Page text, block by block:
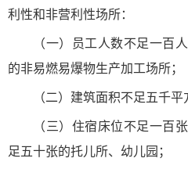
利性和非营利性场所：
（一）员工人数不足一百
的非易燃易爆物生产加工场所；
（二）建筑面积不足五千
（三）住宿床位不足一百
足五十张的托儿所、幼儿园；